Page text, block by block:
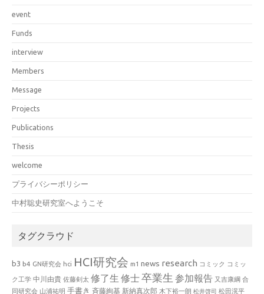
event
Funds
interview
Members
Message
Projects
Publications
Thesis
welcome
プライバシーポリシー
中村聡史研究室へようこそ
タグクラウド
b3 b4 GN研究会 hci HCI研究会 m1 news research コミック コミッ
ク工学 中川由貴 佐藤剣太 修了生 修士卒業生 参加報告 又吉康綱 合
同研究会 山浦祐明 手書き 斉藤絢基 新納真次郎 木下裕一朗 松井啓司 松田滉平